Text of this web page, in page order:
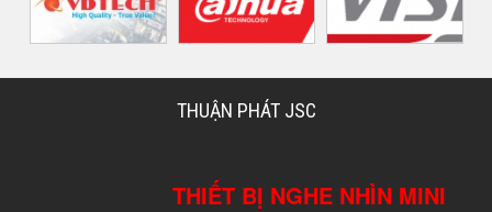
THUẬN PHÁT JSC
THIẾT BỊ NGHE NHÌN MINI